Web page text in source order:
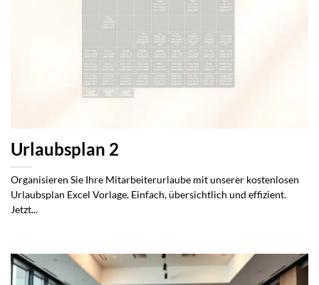
Urlaubsplan 2
Organisieren Sie Ihre Mitarbeiterurlaube mit unserer kostenlosen
Urlaubsplan Excel Vorlage. Einfach, übersichtlich und effizient.
Jetzt...